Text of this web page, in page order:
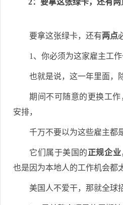
2：要拿这张绿卡，还有两
要拿这张绿卡，还有两点
1、你必须为这家雇主工作
也就是说，这一年里面，
期间不可随意的更换工
安排，
千万不要以为这些雇主都
它们属于美国的正规企业
也是因为本地人的工作机会都
美国人不爱干，那就全球